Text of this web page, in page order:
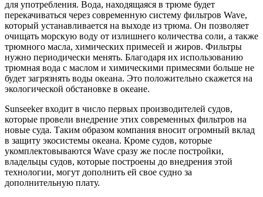
для употребления. Вода, находящаяся в трюме будет
перекачиваться через современную систему фильтров Wave,
который устанавливается на выходе из трюма. Он позволяет
очищать морскую воду от излишнего количества соли, а также
трюмного масла, химических примесей и жиров. Фильтры
нужно периодически менять. Благодаря их использованию
трюмная вода с маслом и химическими примесями больше не
будет загрязнять воды океана. Это положительно скажется на
экологической обстановке в океане.
Sunseeker входит в число первых производителей судов,
которые провели внедрение этих современных фильтров на
новые суда. Таким образом компания вносит огромный вклад
в защиту экосистемы океана. Кроме судов, которые
укомплектовываются Wave сразу же после постройки,
владельцы судов, которые построены до внедрения этой
технологии, могут дополнить ей свое судно за
дополнительную плату.